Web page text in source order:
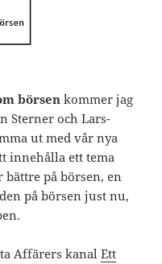
börsen kommer jag
Sterner och Lars-
ut med vår nya
innehålla ett tema
på börsen, en
på börsen just nu,
Affärers kanalEtt